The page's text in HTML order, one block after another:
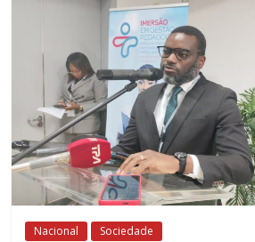
Nacional Sociedade